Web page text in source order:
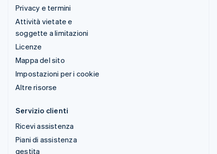
Privacy e termini
Attività vietate e
soggette a limitazioni
Licenze
Mappa del sito
Impostazioni per i cookie
Altre risorse
Servizio clienti
Ricevi assistenza
Piani di assistenza
gestita